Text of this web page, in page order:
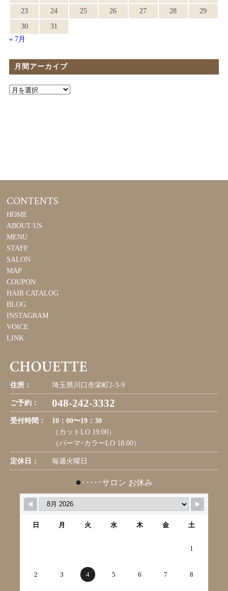
23
24 25 26 27 28
29
30
31
« 7月
月間アーカイブ
CONTENTS
HOME
ABOUT US
MENU
STAFF
SALON
MAP
COUPON
HAIR CATALOG
BLOG
INSTAGRAM
VOICE
LINK
住所： 埼玉県川口市栄町2-3-9
ご予約： 048-242-3332
受付時間：
10：00〜19：30
（カットLO 19:00）
（パーマ･カラーLO 18:00）
定休日： 毎週火曜日
● ･････サロン お休み
日 月 火 水 木 金 土
1
2 3 4 5 6 7 8